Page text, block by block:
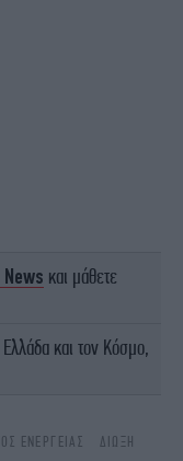
και μάθετε
και τον Κόσμο,
ΕΝΈΡΓΕΙΑΣ
ΔΊΩΞΗ